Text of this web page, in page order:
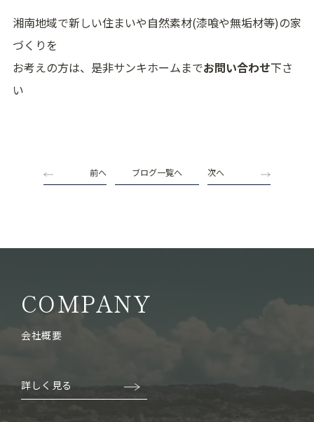
湘南地域で新しい住まいや自然素材(漆喰や無垢材等)の家
づくりを
お考えの方は、是非サンキホームまでお問い合わせ下さ
い
前へ ブログ一覧へ 次へ
COMPANY
会社概要
詳しく見る